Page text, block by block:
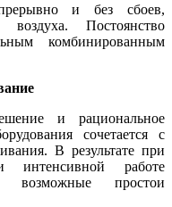
и без сбоев,
воздуха. Постоянство
комбинированным
и рациональное
сочетается с
В результате при
интенсивной работе
возможные простои